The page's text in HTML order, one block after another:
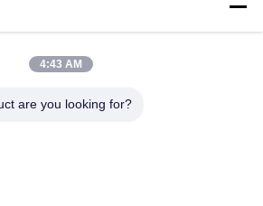
4:43 AM
are you looking for?